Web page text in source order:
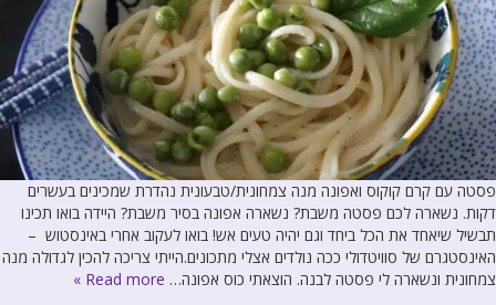
פסטה עם קרם קוקוס ואפונה מנה צמחונית/טבעונית נהדרת שמכינים בעשרים
דקות. נשארה לכם פסטה משבת? נשארה אפונה בסיר משבת? היידה בואו תכינו
תבשיל שיאחד את הכל ביחד וגם יהיה טעים אש! בואו לעקוב אחרי באינסטוש –
האינסטגרם של סוויטדולי ככה נולדים אצלי מתכונים.הייתי צריכה להכין לגדולה מנה
צמחונית ונשארה לי פסטה לבנה. הוצאתי כוס אפונה… Read more »